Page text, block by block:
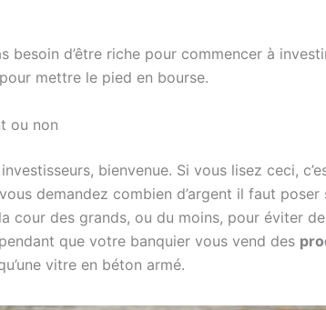
besoin d’être riche pour commencer à
mettre le pied en bourse.
ou non
bienvenue. Si vous lisez ceci,
demandez combien d’argent il faut poser
cour des grands, ou du moins, pour éviter
pendant que votre banquier vous vend des
vitre en béton armé.